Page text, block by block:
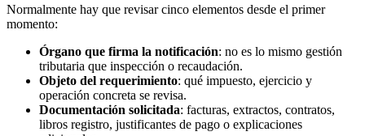
Normalmente hay que revisar cinco elementos desde el primer
momento:
Órgano que firma la notificación: no es lo mismo gestión
tributaria que inspección o recaudación.
Objeto del requerimiento: qué impuesto, ejercicio y
operación concreta se revisa.
Documentación solicitada: facturas, extractos, contratos,
libros registro, justificantes de pago o explicaciones